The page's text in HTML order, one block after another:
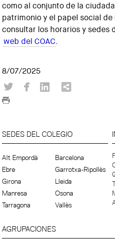
como al conjunto de la
patrimonio y el papel social
consultar los horarios y sedes
web del COAC.
8/07/2025
SEDES DEL COLEGIO
Alt Empordà
Barcelona
Ebre
Garrotxa-Ripollès
Girona
Lleida
Manresa
Osona
Tarragona
Vallès
AGRUPACIONES